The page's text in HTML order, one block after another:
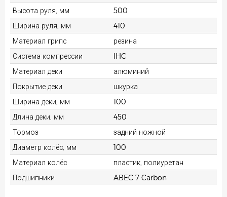
Высота руля, мм
500
Ширина руля, мм
410
Материал грипс
резина
Система компрессии
IHC
Материал деки
алюминий
Покрытие деки
шкурка
Ширина деки, мм
100
Длина деки, мм
450
Тормоз
задний ножной
Диаметр колёс, мм
100
Материал колёс
пластик, полиуретан
Подшипники
ABEC 7 Carbon